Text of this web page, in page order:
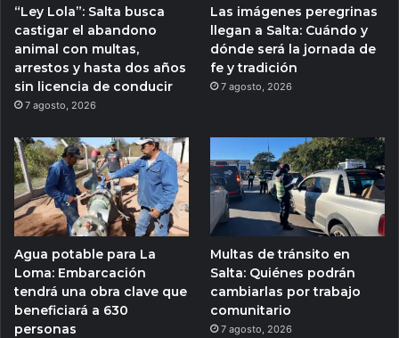
“Ley Lola”: Salta busca
castigar el abandono
animal con multas,
arrestos y hasta dos años
sin licencia de conducir
7 agosto, 2026
Las imágenes peregrinas
llegan a Salta: Cuándo y
dónde será la jornada de
fe y tradición
7 agosto, 2026
Agua potable para La
Loma: Embarcación
tendrá una obra clave que
beneficiará a 630
personas
Multas de tránsito en
Salta: Quiénes podrán
cambiarlas por trabajo
comunitario
7 agosto, 2026